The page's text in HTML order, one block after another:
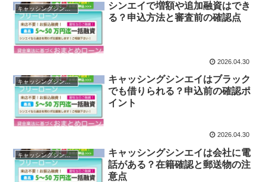
キャッシングシンエイ
シンエイで増額や追加融資はでき
る？申込方法と審査前の確認点
2026.04.30
キャッシングシンエイ
キャッシングシンエイはブラック
でも借りられる？申込前の確認ポ
イント
2026.04.30
キャッシングシンエイ
キャッシングシンエイは会社に電
話がある？在籍確認と郵送物の注
意点